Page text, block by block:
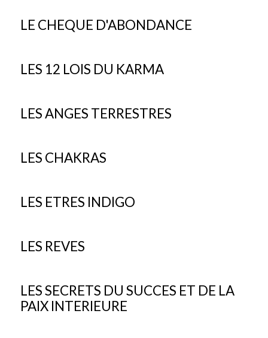
LE CHEQUE D'ABONDANCE
LES 12 LOIS DU KARMA
LES ANGES TERRESTRES
LES CHAKRAS
LES ETRES INDIGO
LES REVES
LES SECRETS DU SUCCES ET DE LA
PAIX INTERIEURE